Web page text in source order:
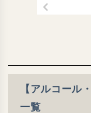
【アルコール
一覧